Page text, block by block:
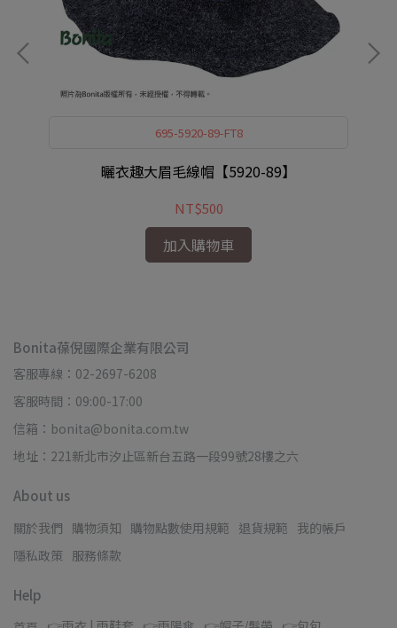
695-5920-89-FT8
曬衣趣大眉毛線帽【5920-89】
NT$500
加入購物車
Bonita葆倪國際企業有限公司
客服專線：02-2697-6208
客服時間：09:00-17:00
信箱：bonita@bonita.com.tw
地址：221新北市汐止區新台五路一段99號28樓之六
About us
關於我們 購物須知 購物點數使用規範 退貨規範 我的帳戶
隱私政策 服務條款
Help